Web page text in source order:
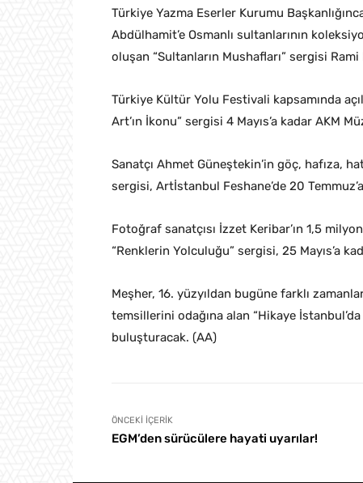
Türkiye Yazma Eserler Kurumu
Abdülhamit’e Osmanlı sultanlarının
oluşan “Sultanların Mushafları” sergisi
Türkiye Kültür Yolu Festivali kapsamında
Art’ın İkonu” sergisi 4 Mayıs’a kadar AKM
Sanatçı Ahmet Güneştekin’in göç, hafıza,
sergisi, Artİstanbul Feshane’de 20
Fotoğraf sanatçısı İzzet Keribar’ın 1,5
“Renklerin Yolculuğu” sergisi, 25 Mayıs’a
Meşher, 16. yüzyıldan bugüne farklı
temsillerini odağına alan “Hikaye
buluşturacak. (AA)
ÖNCEKI İÇERIK
EGM’den sürücülere hayati uyarılar!